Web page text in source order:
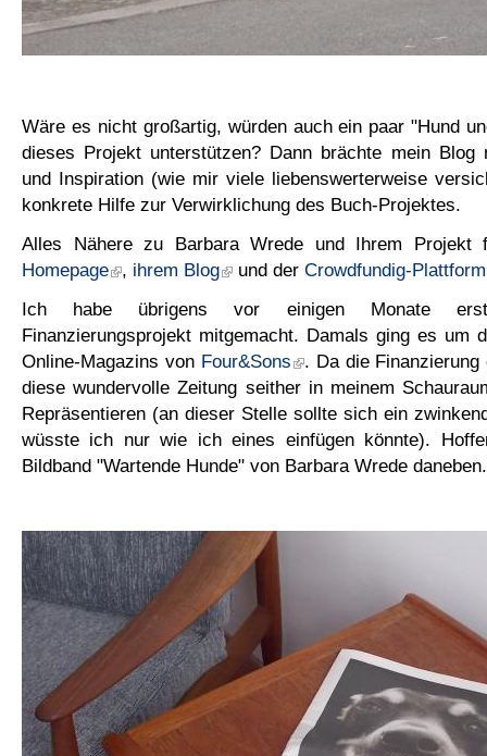
Wäre es nicht großartig, würden auch ein paar "Hund
dieses Projekt unterstützen? Dann brächte mein Blog
und Inspiration (wie mir viele liebenswerterweise
konkrete Hilfe zur Verwirklichung des Buch-Projektes.
Alles Nähere zu Barbara Wrede und Ihrem
Homepage
, ihrem Blog und der Crowdfundig-
Ich habe übrigens vor einigen Monate
Finanzierungsprojekt mitgemacht. Damals ging es um
Online-Magazins von Four&Sons
. Da die
diese wundervolle Zeitung seither in meinem
Repräsentieren (an dieser Stelle sollte sich ein
wüsste ich nur wie ich eines einfügen könnte).
Bildband "Wartende Hunde" von Barbara Wrede daneben.